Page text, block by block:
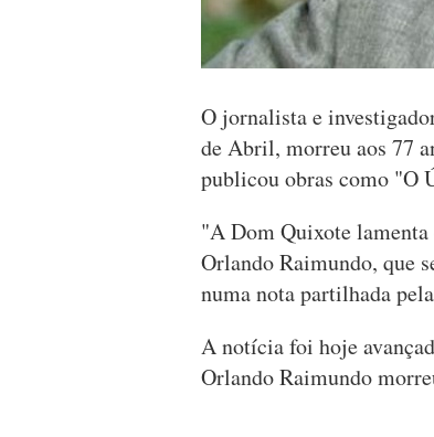
O jornalista e
de Abril, morreu aos 77
publicou obras como "O
"A Dom Quixote
Orlando Raimundo, que
numa nota partilhada
A notícia foi hoje
Orlando Raimundo